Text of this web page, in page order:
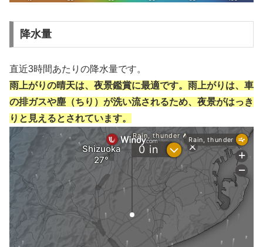
降水量
直近3時間あたりの降水量です。
雨上がりの晴天は、夜景鑑賞に最適です。雨上がりは、車
の排ガスや塵（ちり）が洗い流されるため、夜景がはっき
りと見えるとされています。